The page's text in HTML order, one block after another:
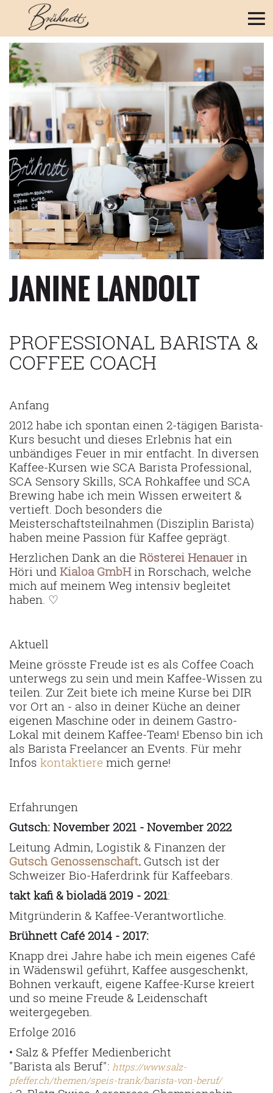
Janine Landolt
JANINE LANDOLT
PROFESSIONAL BARISTA &
COFFEE COACH
Anfang
2012 habe ich spontan einen 2-tägigen Barista-
Kurs besucht und dieses Erlebnis hat ein
unbändiges Feuer in mir entfacht. In diversen
Kaffee-Kursen wie SCA Barista Professional,
SCA Sensory Skills, SCA Rohkaffee und SCA
Brewing habe ich mein Wissen erweitert &
vertieft. Doch besonders die
Meisterschaftsteilnahmen (Disziplin Barista)
haben meine Passion für Kaffee geprägt.
Herzlichen Dank an die Rösterei Henauer in
Höri und Kialoa GmbH in Rorschach, welche
mich auf meinem Weg intensiv begleitet
haben. ♡
Aktuell
Meine grösste Freude ist es als Coffee Coach
unterwegs zu sein und mein Kaffee-Wissen zu
teilen. Zur Zeit biete ich meine Kurse bei DIR
vor Ort an - also in deiner Küche an deiner
eigenen Maschine oder in deinem Gastro-
Lokal mit deinem Kaffee-Team! Ebenso bin ich
als Barista Freelancer an Events. Für mehr
Infos kontaktiere mich gerne!
Erfahrungen
Gutsch: November 2021 - November 2022
Leitung Admin, Logistik & Finanzen der
Gutsch Genossenschaft. Gutsch ist der
Schweizer Bio-Haferdrink für Kaffeebars.
takt kafi & bioladä 2019 - 2021:
Mitgründerin & Kaffee-Verantwortliche.
Brühnett Café 2014 - 2017:
Knapp drei Jahre habe ich mein eigenes Café
in Wädenswil geführt, Kaffee ausgeschenkt,
Bohnen verkauft, eigene Kaffee-Kurse kreiert
und so meine Freude & Leidenschaft
weitergegeben.
Erfolge 2016
• Salz & Pfeffer Medienbericht
"Barista als Beruf": https://www.salz-
pfeffer.ch/themen/speis-trank/barista-von-beruf/